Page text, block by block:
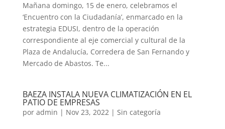
Mañana domingo, 15 de enero, celebramos el
‘Encuentro con la Ciudadanía’, enmarcado en la
estrategia EDUSI, dentro de la operación
correspondiente al eje comercial y cultural de la
Plaza de Andalucía, Corredera de San Fernando y
Mercado de Abastos. Te...
BAEZA INSTALA NUEVA CLIMATIZACIÓN EN EL
PATIO DE EMPRESAS
por admin | Nov 23, 2022| Sin categoría